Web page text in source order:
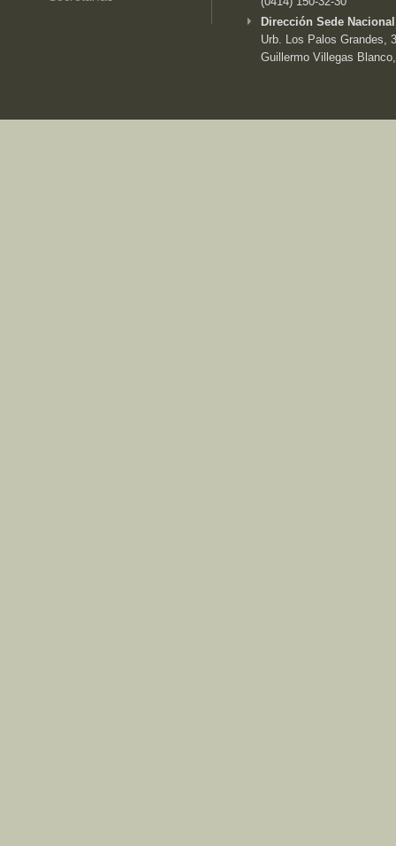
Dirección Sede
Urb. Los Palos Grandes,
Guillermo Villegas